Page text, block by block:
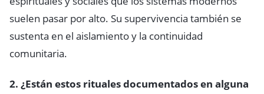
suelen pasar por alto. Su supervivencia también se
sustenta en el aislamiento y la continuidad
comunitaria.
2. ¿Están estos rituales documentados en alguna